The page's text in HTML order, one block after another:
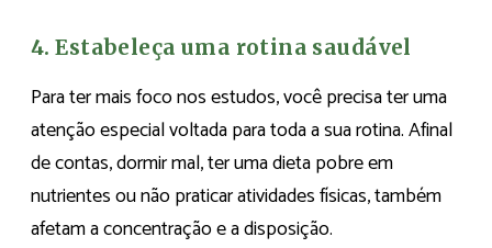
4. Estabeleça uma rotina saudável
Para ter mais foco nos estudos, você precisa ter uma
atenção especial voltada para toda a sua rotina. Afinal
de contas, dormir mal, ter uma dieta pobre em
nutrientes ou não praticar atividades físicas, também
afetam a concentração e a disposição.